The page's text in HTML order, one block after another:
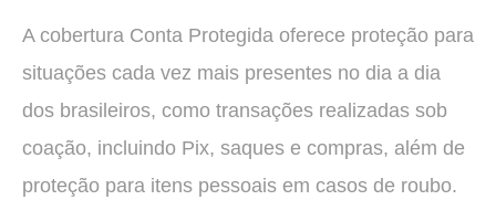
A cobertura Conta Protegida oferece proteção para
situações cada vez mais presentes no dia a dia
dos brasileiros, como transações realizadas sob
coação, incluindo Pix, saques e compras, além de
proteção para itens pessoais em casos de roubo.